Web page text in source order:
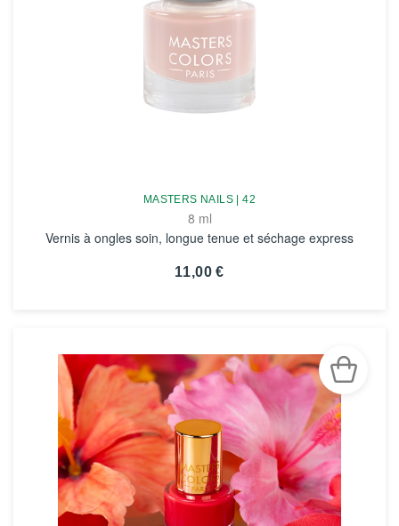
MASTERS NAILS | 42
8 ml
Vernis à ongles soin, longue tenue et séchage express
11,00 €